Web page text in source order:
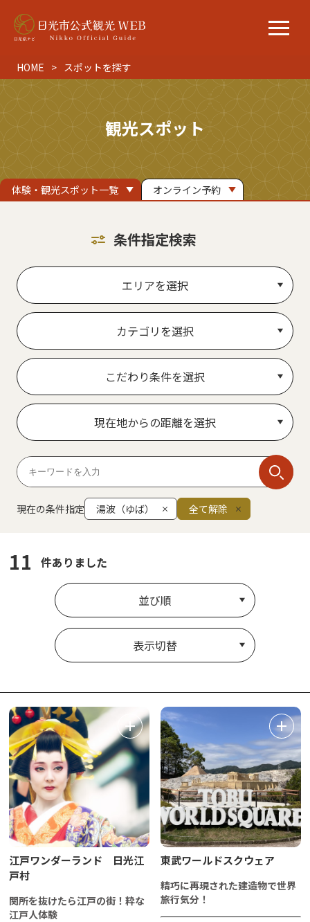
HOME スポットを探す
観光スポット
体験・観光スポット一覧 オンライン予約
条件指定検索
エリアを選択
カテゴリを選択
こだわり条件を選択
現在地からの距離を選択
現在の条件指定 湯波（ゆば） 全て解除
11 件ありました
並び順
表示切替
江戸ワンダーランド 日光江
戸村
関所を抜けたら江戸の街！粋な
江戸人体験
東武ワールドスクウェア
精巧に再現された建造物で世界
旅行気分！